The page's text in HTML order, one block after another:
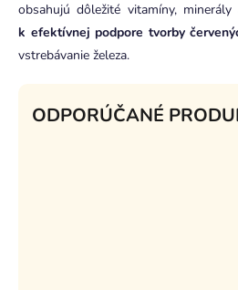
obsahujú dôležité vitamíny,
k efektívnej podpore tvorby
vstrebávanie železa.
ODPORÚČANÉ